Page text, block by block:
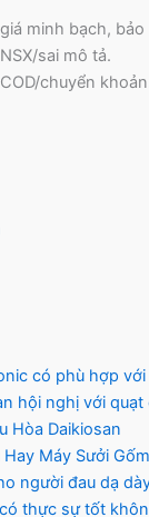
minh bạch,
sai mô tả.
chuyển
có phù hợp
hội nghị với quạt
Hòa Daikiosan
Máy Sưởi
người đau dạ
thực sự tốt